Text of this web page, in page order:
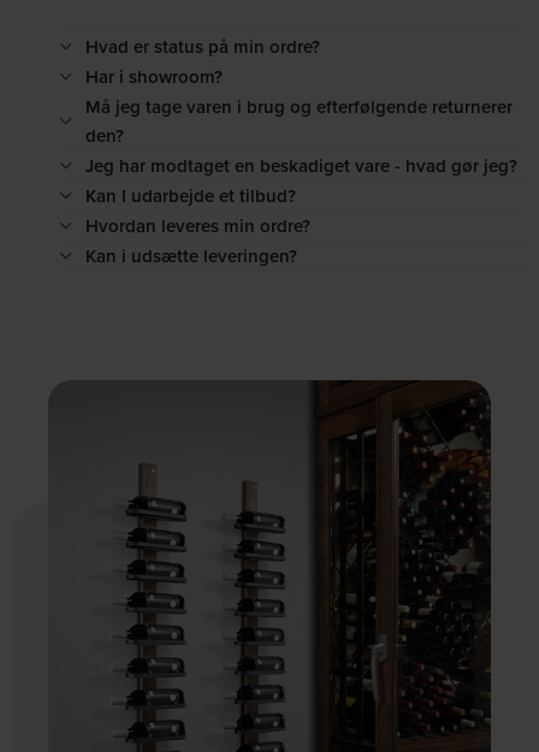
Hvad er status på min ordre?
Har i showroom?
Må jeg tage varen i brug og efterfølgende returnerer
den?
Jeg har modtaget en beskadiget vare - hvad gør jeg?
Kan I udarbejde et tilbud?
Hvordan leveres min ordre?
Kan i udsætte leveringen?